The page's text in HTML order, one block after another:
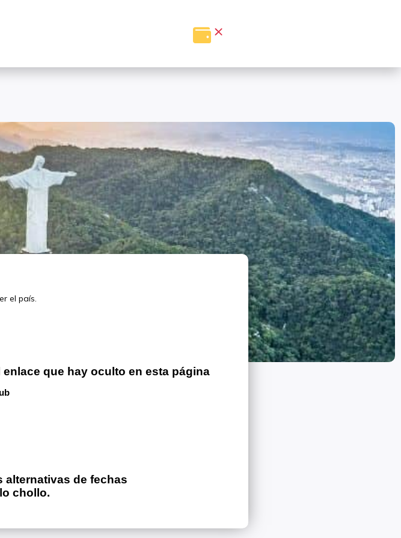
el país.
enlace que hay oculto en esta página
alternativas de fechas
chollo.